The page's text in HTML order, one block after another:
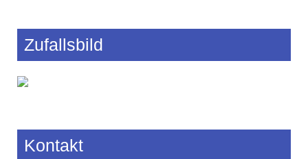
Zufallsbild
Kontakt